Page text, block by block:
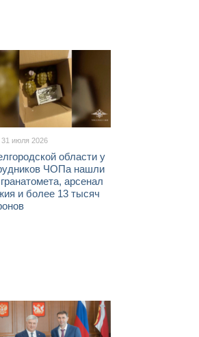
31 июля 2026
области у
ЧОПа нашли
арсенал
и более 13 тысяч